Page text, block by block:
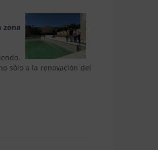
zona
sólo a la renovación del